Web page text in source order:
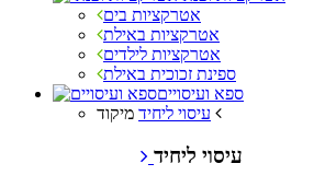
אטרקציות בים
אטרקציות באילת
אטרקציות לילדים
ספינת זכוכית באילת
ספא ועיסויים
עיסוי ליחיד
עיסוי ליחיד